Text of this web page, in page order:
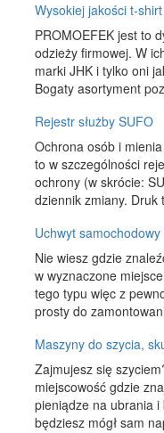
Wysokiej jakości t-
PROMOEFEK jest to
odzieży firmowej. W
marki JHK i tylko oni
Bogaty asortyment
Rejestr służby SUFO
Ochrona osób i
to w szczególności
ochrony (w skrócie:
dziennik zmiany.
Uchwyt
Nie wiesz gdzie
w wyznaczone
tego typu więc z
prosty do
Maszyny do szycia,
Zajmujesz się
miejscowość gdzie
pieniądze na ubrania
będziesz mógł sam